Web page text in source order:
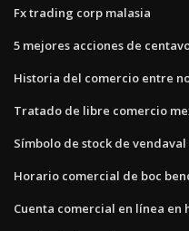
Fx trading corp malasia
5 mejores acciones de
Historia del comercio entre
Tratado de libre comercio
Símbolo de stock de vendaval
Horario comercial de boc
Cuenta comercial en línea en